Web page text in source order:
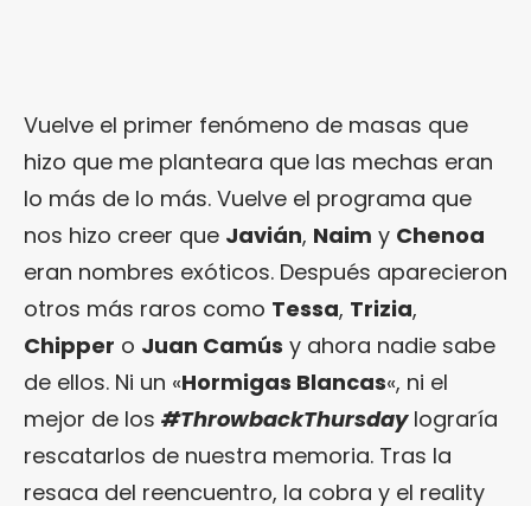
Vuelve el primer fenómeno de masas que
hizo que me planteara que las mechas eran
lo más de lo más. Vuelve el programa que
nos hizo creer que Javián, Naim y Chenoa
eran nombres exóticos. Después aparecieron
otros más raros como Tessa, Trizia,
Chipper o Juan Camús y ahora nadie sabe
de ellos. Ni un «Hormigas Blancas«, ni el
mejor de los #ThrowbackThursdaylograría
rescatarlos de nuestra memoria. Tras la
resaca del reencuentro, la cobra y el reality